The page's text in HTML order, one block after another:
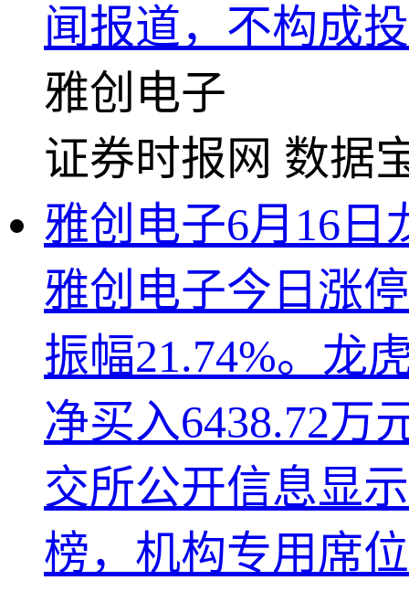
闻报道，不构成
雅创电子
证券时报网 数据
雅创电子6月16日
雅创电子今日涨
振幅21.74%。龙
净买入6438.72万
交所公开信息显
榜，机构专用席